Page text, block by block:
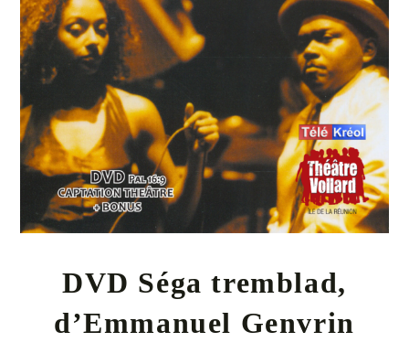
DVD Séga tremblad,
d’Emmanuel Genvrin